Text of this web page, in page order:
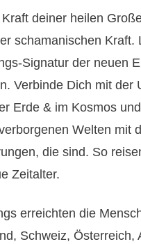
Kraft deiner heilen
schamanischen Kraft.
Signatur der neuen
Verbinde Dich mit der
Erde & im Kosmos
Welten mit
die sind. So
Zeitalter.
erreichten die
Schweiz, Österreich,